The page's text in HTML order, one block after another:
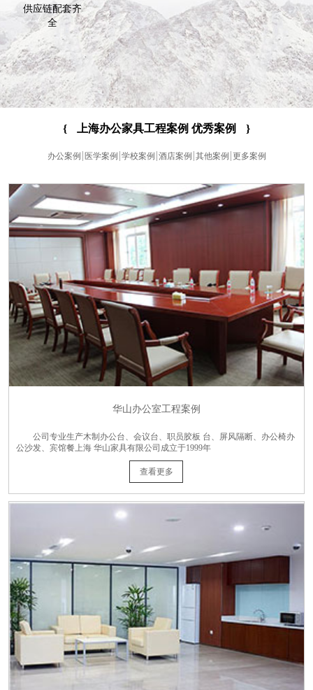
供应链配套齐
全
{ 上海办公家具工程案例 优秀案例 }
办公案例 医学案例 学校案例 酒店案例 其他案例 更多案例
华山办公室工程案例
公司专业生产木制办公台、会议台、职员胶板 台、屏风隔断、办公椅办
公沙发、宾馆餐上海 华山家具有限公司成立于1999年
查看更多